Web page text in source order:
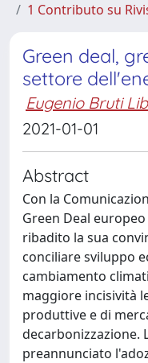
1 Contributo su
Green deal,
settore
Eugenio Bruti
2021-01-01
Abstract
Con la
Green Deal
ribadito la sua
conciliare sviluppo
cambiamento
maggiore incisività
produttive e di
decarbonizzazione.
preannunciato